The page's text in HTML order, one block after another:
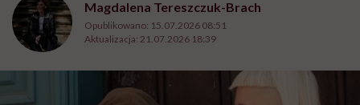
Magdalena Tereszczuk-Brach
Opublikowano: 15.07.2026 08:51
Aktualizacja: 21.07.2026 18:39